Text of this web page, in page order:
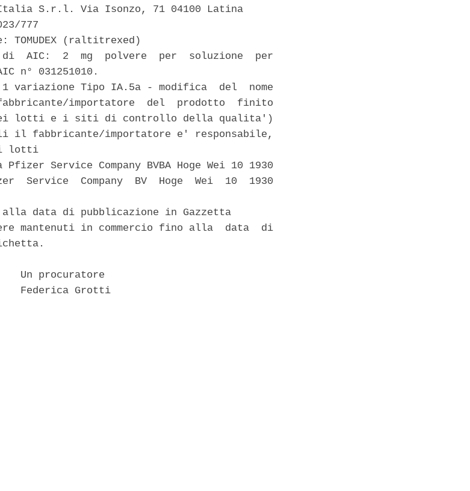
S.r.l. Via Isonzo, 71 04100 Latina
777
TOMUDEX (raltitrexed)
AIC:  2  mg  polvere  per  soluzione  per
n° 031251010.
variazione Tipo IA.5a - modifica  del  nome
importatore  del  prodotto  finito
lotti e i siti di controllo della qualita')
fabbricante/importatore e' responsabile,
lotti
Pfizer Service Company BVBA Hoge Wei 10 1930
Service  Company  BV  Hoge  Wei  10  1930
data di pubblicazione in Gazzetta
mantenuti in commercio fino alla  data  di
Un procuratore
Federica Grotti